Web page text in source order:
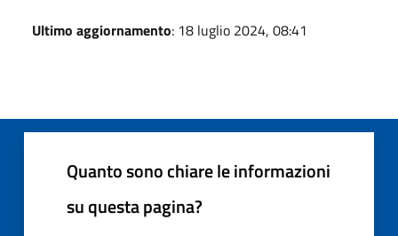
Ultimo aggiornamento: 18 luglio 2024, 08:41
Quanto sono chiare le informazioni
su questa pagina?